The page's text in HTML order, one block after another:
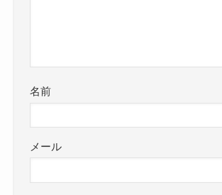
名前
メール